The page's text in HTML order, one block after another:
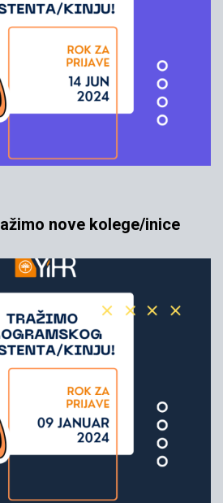
nove kolege/inice